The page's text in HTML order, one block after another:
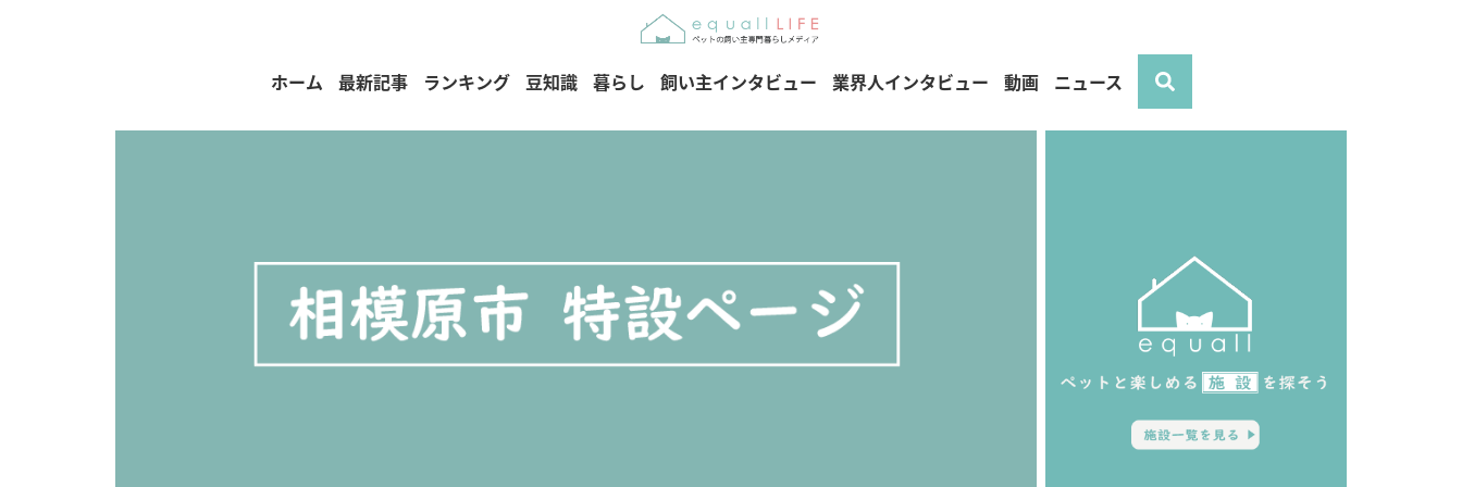
ホーム 最新記事 ランキング 豆知識 暮らし 飼い主インタビュー 業界人インタビュー 動画 ニュース